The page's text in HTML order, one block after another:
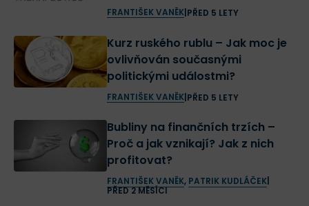
FRANTIŠEK VANĚK| PŘED 5 LETY
Kurz ruského rublu – Jak moc je
ovlivňován současnými
politickými událostmi?
FRANTIŠEK VANĚK| PŘED 5 LETY
Bubliny na finančních trzích –
Proč a jak vznikají? Jak z nich
profitovat?
FRANTIŠEK VANĚK, PATRIK KUDLÁČEK|
PŘED 2 MĚSÍCI